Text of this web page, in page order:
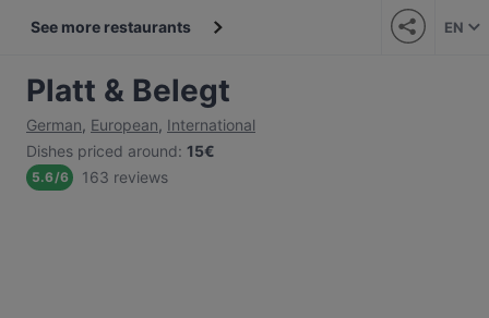
See more restaurants EN
Platt & Belegt
German, European, International
Dishes priced around: 15€
5.6/6 163 reviews